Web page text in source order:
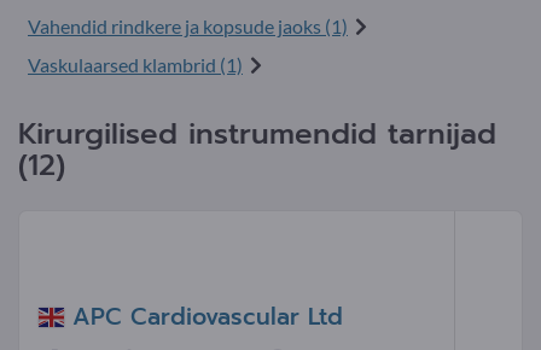
Vahendid rindkere ja kopsude jaoks (1)
Vaskulaarsed klambrid (1)
Kirurgilised instrumendid tarnijad
(12)
APC Cardiovascular Ltd